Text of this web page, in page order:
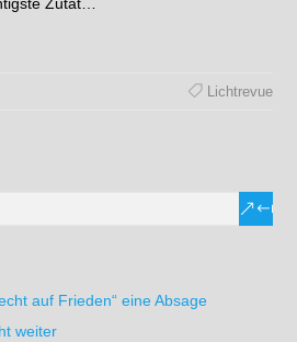
Zutat…
Lichtrevue
auf Frieden“ eine Absage
weiter